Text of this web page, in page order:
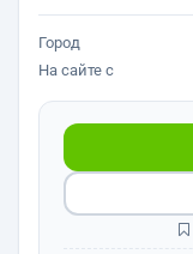
Город
На сайте с